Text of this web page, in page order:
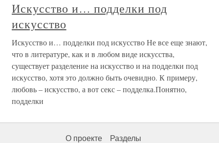
Искусство и… подделки под
искусство
Искусство и… подделки под искусство Не все еще знают,
что в литературе, как и в любом виде искусства,
существует разделение на искусство и на подделки под
искусство, хотя это должно быть очевидно. К примеру,
любовь – искусство, а вот секс – подделка.Понятно,
подделки
О проекте Разделы